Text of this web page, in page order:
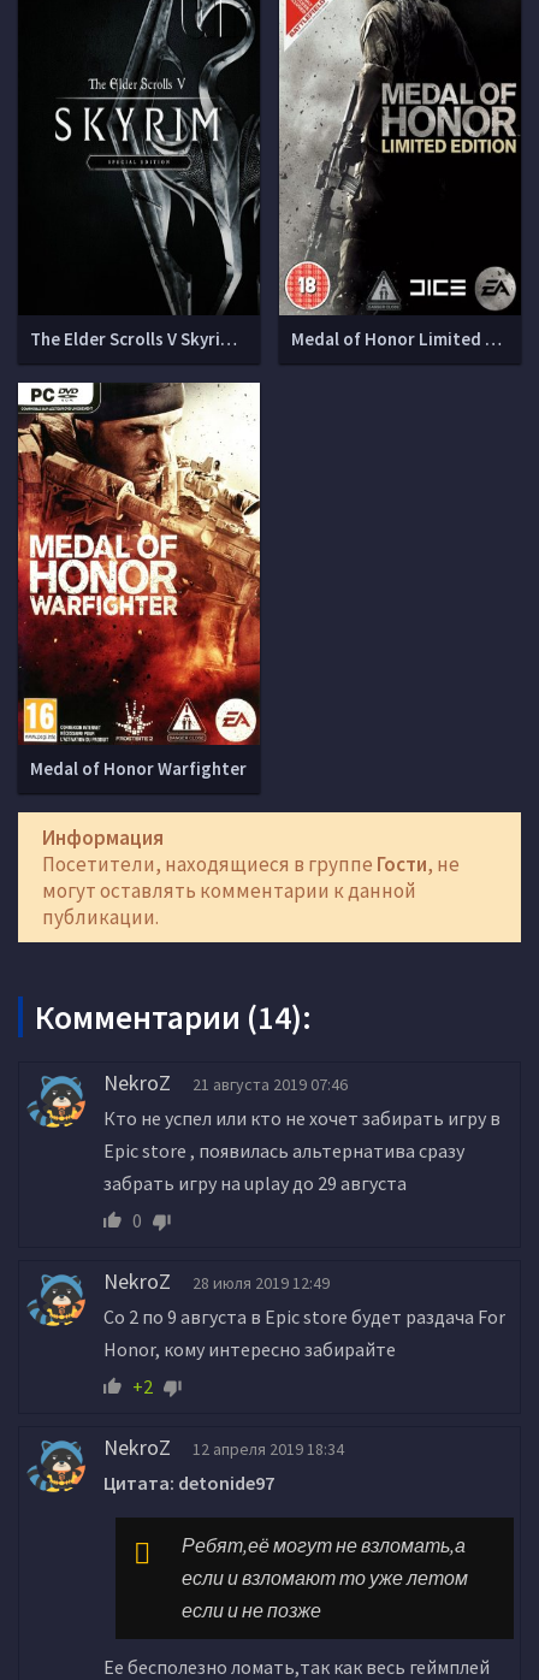
The Elder Scrolls V Skyrim - Special Edition (v 1.5.97.0.8) Medal of Honor Limited Edition
Medal of Honor Warfighter
Информация
Посетители, находящиеся в группе Гости, не
могут оставлять комментарии к данной
публикации.
Комментарии (14):
NekroZ 21 августа 2019 07:46
Кто не успел или кто не хочет забирать игру в
Epic store , появилась альтернатива сразу
забрать игру на uplay до 29 августа
0
NekroZ 28 июля 2019 12:49
Со 2 по 9 августа в Epic store будет раздача For
Honor, кому интересно забирайте
+2
NekroZ 12 апреля 2019 18:34
Цитата: detonide97
Ребят,её могут не взломать,а
если и взломают то уже летом
если и не позже
Ее бесполезно ломать,так как весь геймплей